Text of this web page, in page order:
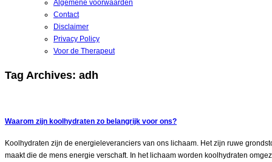
Algemene voorwaarden
Contact
Disclaimer
Privacy Policy
Voor de Therapeut
Tag Archives: adh
Waarom zijn koolhydraten zo belangrijk voor ons?
Koolhydraten zijn de energieleveranciers van ons lichaam. Het zijn ruwe
maakt die de mens energie verschaft. In het lichaam worden koolhydraten